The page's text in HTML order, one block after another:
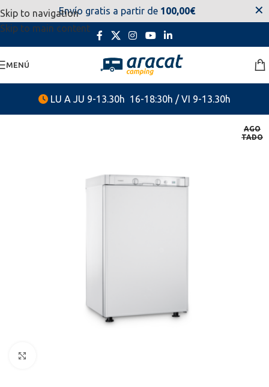
Skip to navigation
Skip to main content
estaremos disponibles. Disculpen las molestias.
MENÚ
LU A JU 9-13.30h 16-18:30h / VI 9-13.30h
Envío gratis a partir de 100,00€ ✕
AGO
TADO